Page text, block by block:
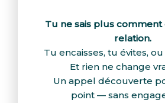
Tu ne sais plus comment
relation.
Tu encaisses, tu évites,
Et rien ne change
Un appel découverte
point — sans